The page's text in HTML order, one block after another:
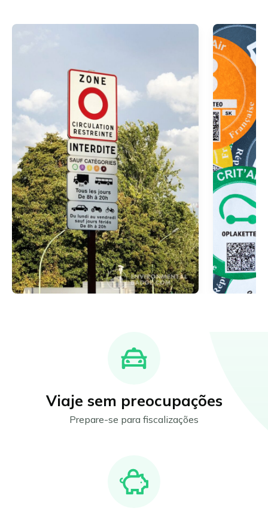
Viaje sem preocupações
Prepare-se para fiscalizações